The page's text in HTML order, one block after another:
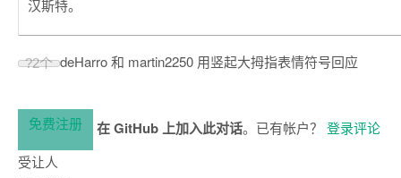
汉斯特。
?2个 deHarro 和 martin2250 用竖起大拇指表情符号回应
免费注册 在 GitHub 上加入此对话。已有帐户？ 登录评论
受让人